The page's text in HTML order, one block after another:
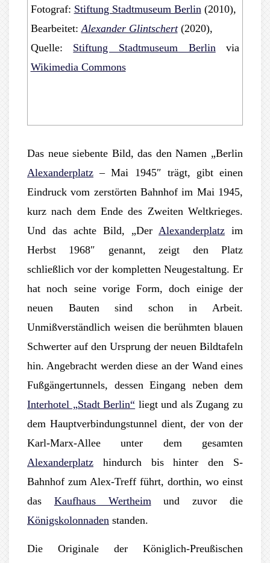
Fotograf: Stiftung Stadtmuseum Berlin (2010),
Bearbeitet: Alexander Glintschert(2020),
Quelle: Stiftung Stadtmuseum Berlin via
Wikimedia Commons
Das neue siebente Bild, das den Namen „Berlin
Alexanderplatz – Mai 1945″ trägt, gibt einen
Eindruck vom zerstörten Bahnhof im Mai 1945,
kurz nach dem Ende des Zweiten Weltkrieges.
Und das achte Bild, „Der Alexanderplatz im
Herbst 1968″ genannt, zeigt den Platz
schließlich vor der kompletten Neugestaltung. Er
hat noch seine vorige Form, doch einige der
neuen Bauten sind schon in Arbeit.
Unmißverständlich weisen die berühmten blauen
Schwerter auf den Ursprung der neuen Bildtafeln
hin. Angebracht werden diese an der Wand eines
Fußgängertunnels, dessen Eingang neben dem
Interhotel „Stadt Berlin“ liegt und als Zugang zu
dem Hauptverbindungstunnel dient, der von der
Karl-Marx-Allee unter dem gesamten
Alexanderplatz hindurch bis hinter den S-
Bahnhof zum Alex-Treff führt, dorthin, wo einst
das Kaufhaus Wertheimund zuvor die
Königskolonnaden standen.
Die Originale der Königlich-Preußischen